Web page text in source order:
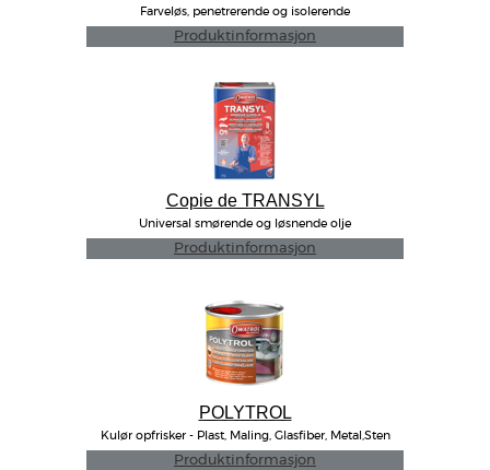
Farveløs, penetrerende og isolerende
rustbeskyttende olje
Produktinformasjon
Copie de TRANSYL
Universal smørende og løsnende olje
Produktinformasjon
POLYTROL
Kulør opfrisker - Plast, Maling, Glasfiber, Metal,Sten
Produktinformasjon